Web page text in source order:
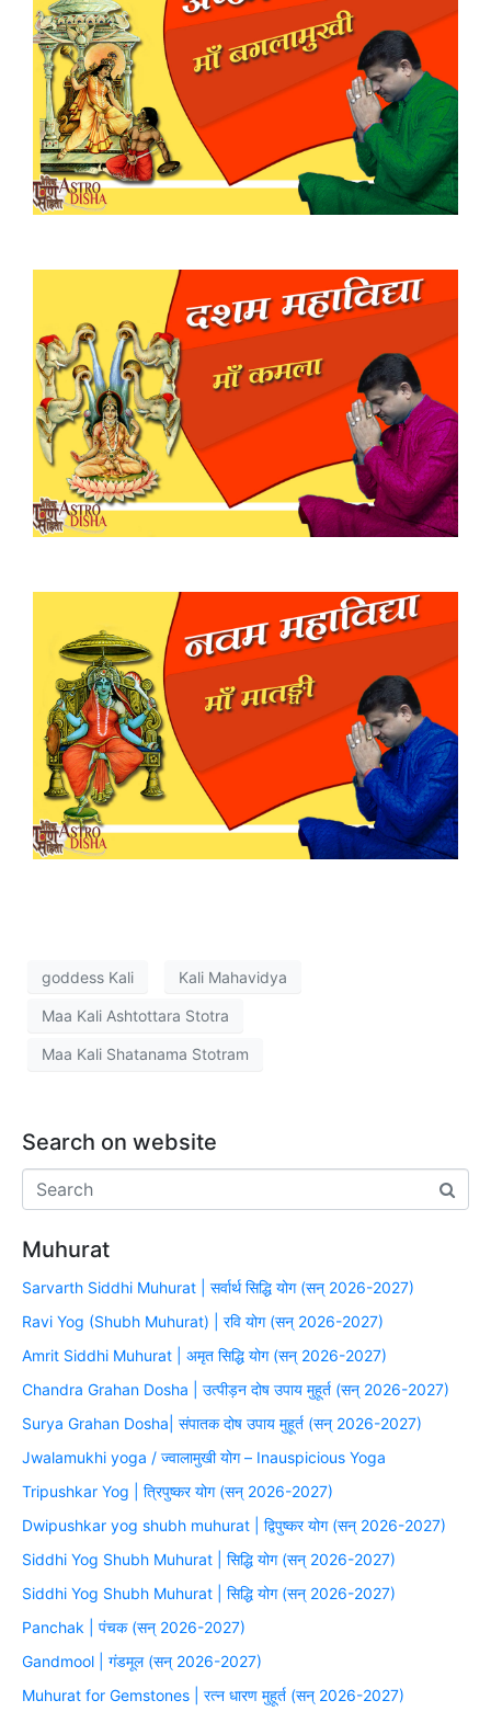
goddess Kali Kali Mahavidya
Maa Kali Ashtottara Stotra
Maa Kali Shatanama Stotram
Search on website
Muhurat
Sarvarth Siddhi Muhurat | सर्वार्थ सिद्धि योग (सन् 2026-2027)
Ravi Yog (Shubh Muhurat) | रवि योग (सन् 2026-2027)
Amrit Siddhi Muhurat | अमृत सिद्धि योग (सन् 2026-2027)
Chandra Grahan Dosha | उत्पीड़न दोष उपाय मुहूर्त (सन् 2026-2027)
Surya Grahan Dosha| संपातक दोष उपाय मुहूर्त (सन् 2026-2027)
Jwalamukhi yoga / ज्वालामुखी योग – Inauspicious Yoga
Tripushkar Yog | त्रिपुष्कर योग (सन् 2026-2027)
Dwipushkar yog shubh muhurat | द्विपुष्कर योग (सन् 2026-2027)
Siddhi Yog Shubh Muhurat | सिद्धि योग (सन् 2026-2027)
Siddhi Yog Shubh Muhurat | सिद्धि योग (सन् 2026-2027)
Panchak | पंचक (सन् 2026-2027)
Gandmool | गंडमूल (सन् 2026-2027)
Muhurat for Gemstones | रत्न धारण मुहूर्त (सन् 2026-2027)